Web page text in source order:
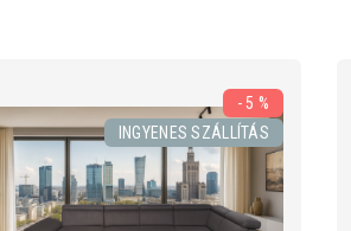
- 5 %
INGYENES SZÁLLÍTÁS